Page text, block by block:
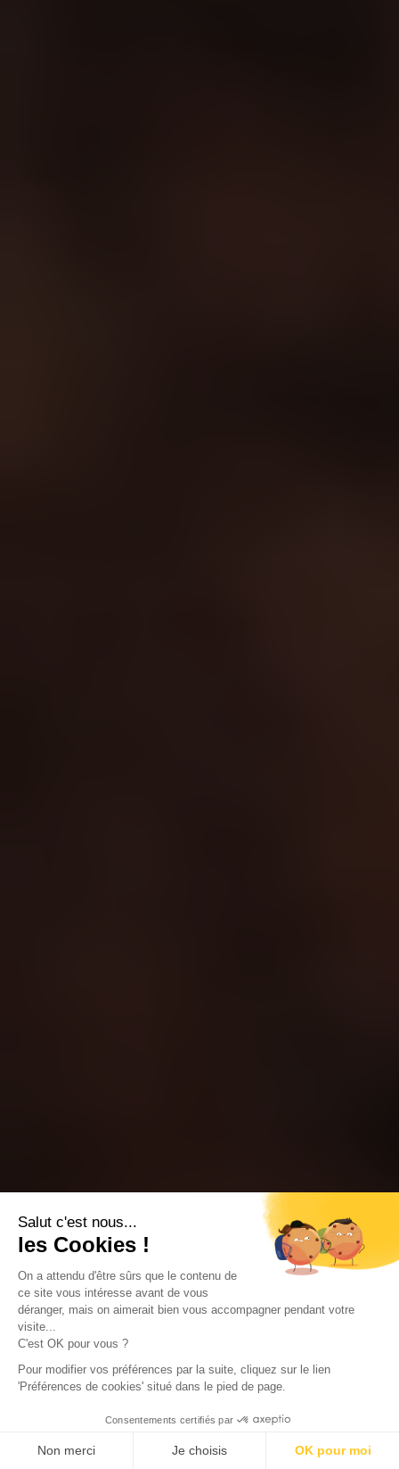
Salut c'est nous...
les Cookies !
On a attendu d'être sûrs que le contenu de
ce site vous intéresse avant de vous
déranger, mais on aimerait bien vous accompagner pendant votre
visite...
C'est OK pour vous ?
Pour modifier vos préférences par la suite, cliquez sur le lien
'Préférences de cookies' situé dans le pied de page.
Consentements certifiés par
Non merci Je choisis OK pour moi